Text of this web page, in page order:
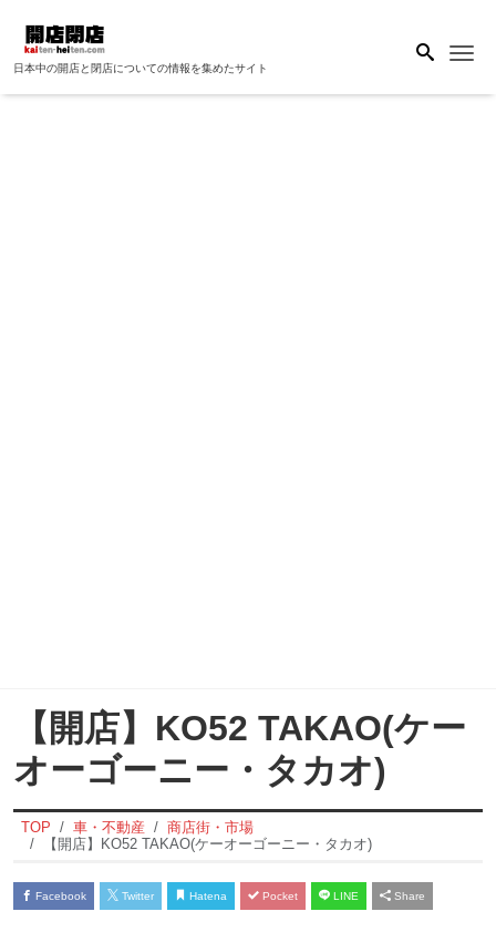
日本中の開店と閉店についての情報を集めたサイト
【開店】KO52 TAKAO(ケー
オーゴーニー・タカオ)
TOP 車・不動産
商店街・市場
【開店】KO52 TAKAO(ケーオーゴーニー・タカオ)
Facebook Twitter Hatena Pocket LINE Share